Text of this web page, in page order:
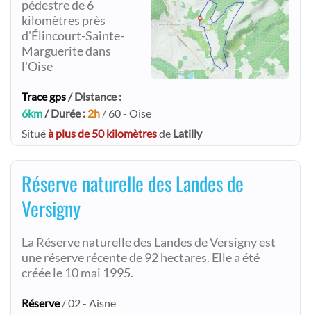
pédestre de 6
kilomètres près
d'Élincourt-Sainte-
Marguerite dans
l'Oise
Trace gps/ Distance :
6km/ Durée : 2h / 60 - Oise
Situéà plus de 50 kilomètresde Latilly
Réserve naturelle des Landes de
Versigny
La Réserve naturelle des Landes de Versigny est
une réserve récente de 92 hectares. Elle a été
créée le 10 mai 1995.
Réserve/ 02 - Aisne